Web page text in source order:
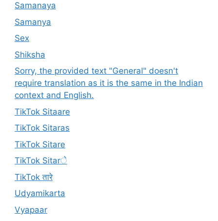
Samanaya
Samanya
Sex
Shiksha
Sorry, the provided text "General" doesn't
require translation as it is the same in the Indian
context and English.
TikTok Sitaare
TikTok Sitaras
TikTok Sitare
TikTok Sitarे
TikTok तारे
Udyamikarta
Vyapaar